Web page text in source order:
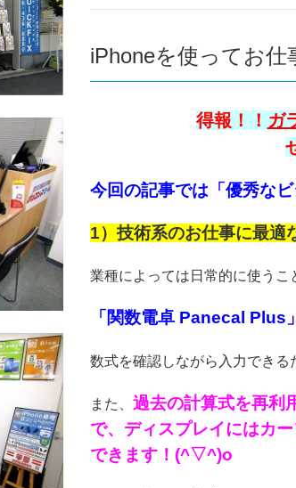
iPhoneを使ってお
得報！！ ガ
今回の記事では「優秀な
1）技術系のお仕事に最適
業種によっては日常的に使うこ
「関数電卓 Panecal Plus
数式を確認しながら入力できる
また、 過去の計算式を再利
で、ディスプレイにはカ
できます！(^▽^)o